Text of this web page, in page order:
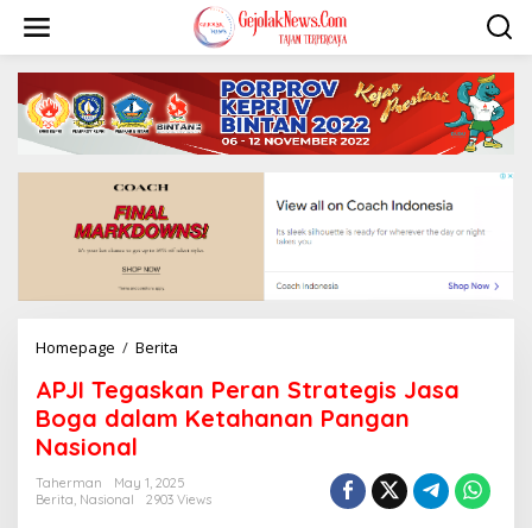
i
Homepage / Berita
J
g
a
APJI Tegaskan Peran Strategis Jasa
Boga dalam Ketahanan Pangan
Nasional
Taherman
May 1, 2025
Berita, Nasional 2903 Views